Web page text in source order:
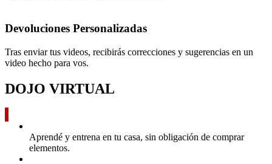
Devoluciones Personalizadas
Tras enviar tus videos, recibirás correcciones y sugerencias en un
video hecho para vos.
DOJO VIRTUAL
Aprendé y entrena en tu casa, sin obligación de comprar
elementos.